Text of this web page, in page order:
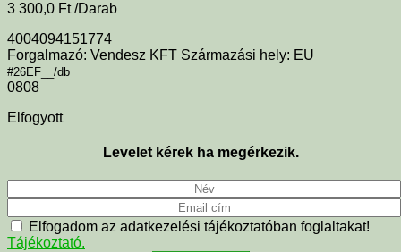
3 300,0 Ft /Darab
4004094151774
Forgalmazó: Vendesz KFT Származási hely: EU
#26EF__/db
0808
Elfogyott
Levelet kérek ha megérkezik.
Elfogadom az adatkezelési tájékoztatóban foglaltakat!
Tájékoztató.